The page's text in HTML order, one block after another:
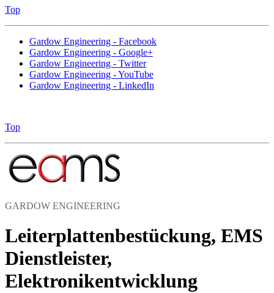
Top
Gardow Engineering - Facebook
Gardow Engineering - Google+
Gardow Engineering - Twitter
Gardow Engineering - YouTube
Gardow Engineering - LinkedIn
Top
GARDOW ENGINEERING
Leiterplattenbestückung, EMS
Dienstleister,
Elektronikentwicklung